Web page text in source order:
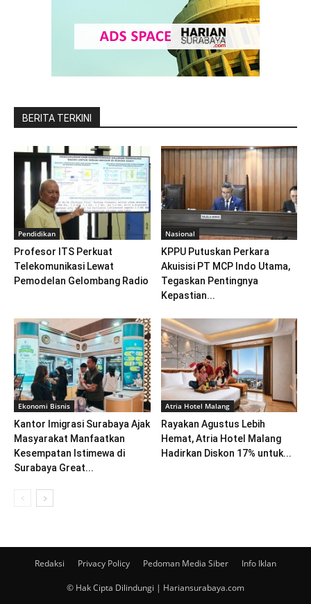
BERITA TERKINI
Pendidikan
Profesor ITS Perkuat
Telekomunikasi Lewat
Pemodelan Gelombang Radio
Nasional
KPPU Putuskan Perkara
Akuisisi PT MCP Indo Utama,
Tegaskan Pentingnya
Kepastian...
Ekonomi Bisnis
Kantor Imigrasi Surabaya Ajak
Masyarakat Manfaatkan
Kesempatan Istimewa di
Surabaya Great...
Atria Hotel Malang
Rayakan Agustus Lebih
Hemat, Atria Hotel Malang
Hadirkan Diskon 17% untuk...
Redaksi Privacy Policy Pedoman Media Siber Info Iklan
© Hak Cipta Dilindungi | Hariansurabaya.com